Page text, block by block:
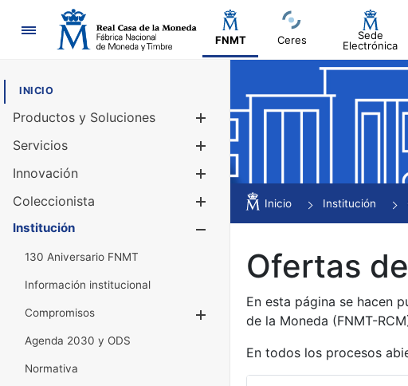
Navegación
FNMT Ceres
Sede
Electrónica
INICIO
Productos y Soluciones
Mostrar/Ocultar
Servicios
Innovación
Coleccionista
Mostrar/Ocultar
Institución
130 Aniversario FNMT
Información institucional
Compromisos
Mostrar/Ocultar
Agenda 2030 y ODS
Normativa
Inicio Institución
Ofertas
En esta página se hacen
de la Moneda (FNMT-
En todos los procesos